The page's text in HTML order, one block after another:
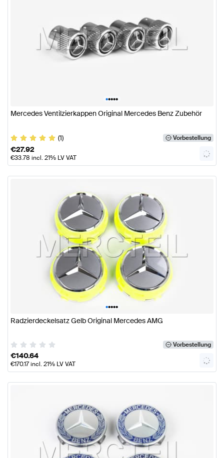
•••••
Mercedes Ventilzierkappen Original Mercedes Benz Zubehör
(1) Vorbestellung
€27.92
€33.78 incl. 21% LV VAT
•••••
Radzierdeckelsatz Gelb Original Mercedes AMG
Vorbestellung
€140.64
€170.17incl. 21% LV VAT